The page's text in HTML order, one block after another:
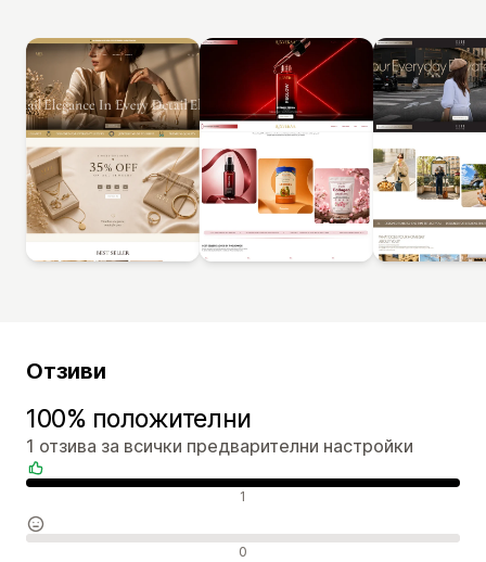
Отзиви
100% положителни
1 отзива за всички предварителни настройки
Положителни отзиви 1
Неутрални отзиви 0